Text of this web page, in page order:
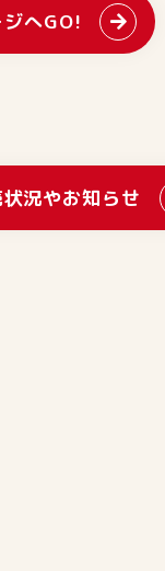
へGO!
況やお知らせ